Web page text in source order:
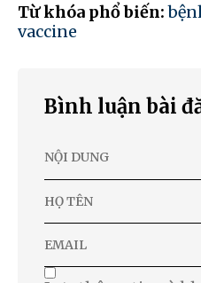
Từ khóa phổ biến:
vaccine
Bình luận bài